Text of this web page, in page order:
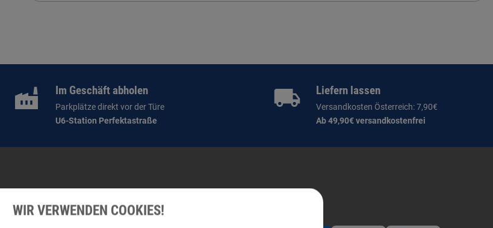
Im Geschäft abholen
Parkplätze direkt vor der Türe
U6-Station Perfektastraße
Liefern lassen
Versandkosten Österreich: 7,90€
Ab 49,90€ versandkostenfrei
WIR VERWENDEN COOKIES!